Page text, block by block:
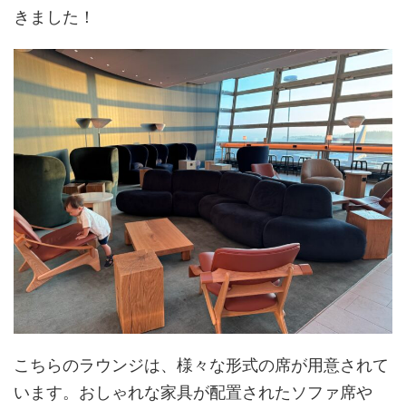
きました！
こちらのラウンジは、様々な形式の席が用意されて
います。おしゃれな家具が配置されたソファ席や